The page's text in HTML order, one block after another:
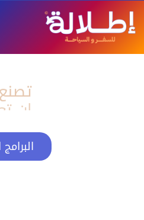
العام الجديد
تصنع